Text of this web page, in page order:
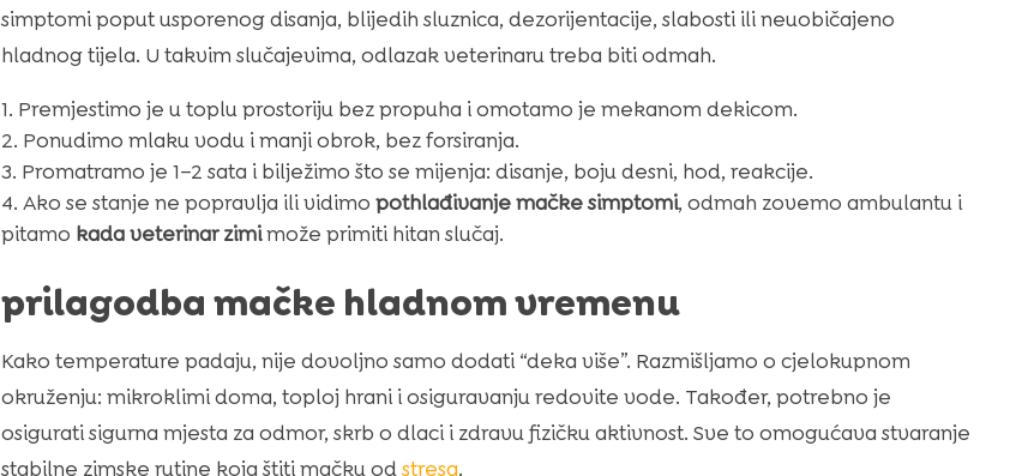
simptomi poput usporenog disanja, blijedih sluznica, dezorijentacije, slabosti ili neuobičajeno
hladnog tijela. U takvim slučajevima, odlazak veterinaru treba biti odmah.
Premjestimo je u toplu prostoriju bez propuha i omotamo je mekanom dekicom.
Ponudimo mlaku vodu i manji obrok, bez forsiranja.
Promatramo je 1–2 sata i bilježimo što se mijenja: disanje, boju desni, hod, reakcije.
Ako se stanje ne popravlja ili vidimo pothlađivanje mačke simptomi, odmah zovemo ambulantu i
pitamo kada veterinar zimimože primiti hitan slučaj.
prilagodba mačke hladnom vremenu
Kako temperature padaju, nije dovoljno samo dodati “deka više”. Razmišljamo o cjelokupnom
okruženju: mikroklimi doma, toploj hrani i osiguravanju redovite vode. Također, potrebno je
osigurati sigurna mjesta za odmor, skrb o dlaci i zdravu fizičku aktivnost. Sve to omogućava stvaranje
stabilne zimske rutine koja štiti mačku odstresa.